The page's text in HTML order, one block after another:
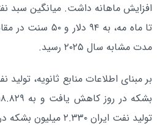
مدت مشابه سال ۲۰۲۵ رسید.
تولید نفت ایران ۲.۳۳۰ میلیون بشکه در روز بود.